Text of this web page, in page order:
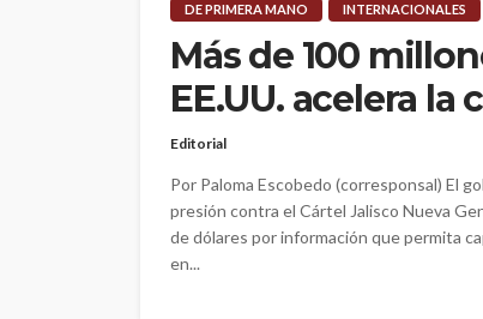
DE PRIMERA MANO INTERNACIONALES
Más de 100
EE.UU. acelera la
Editorial
Por Paloma Escobedo (corresponsal) El
presión contra el Cártel Jalisco Nueva
de dólares por información que permita
en...